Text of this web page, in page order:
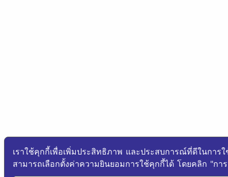
เราใช้คุกกี้เพื่อเพิ่มประสิทธิภาพ และประสบการณ์ที่ดีในการ
สามารถเลือกตั้งค่าความยินยอมการใช้คุกกี้ได้ โดยคลิก "กา